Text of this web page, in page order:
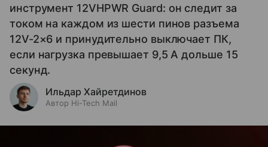
инструмент 12VHPWR Guard: он следит за
током на каждом из шести пинов разъема
12V-2×6 и принудительно выключает ПК,
если нагрузка превышает 9,5 А дольше 15
секунд.
Ильдар Хайретдинов
Автор Hi-Tech Mail